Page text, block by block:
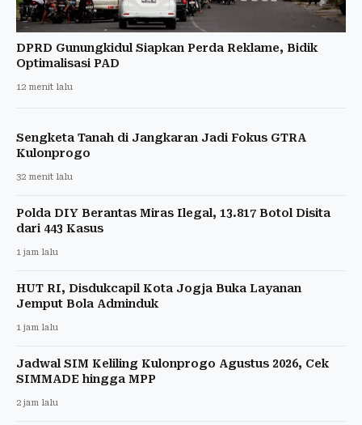
DPRD Gunungkidul Siapkan Perda Reklame, Bidik
Optimalisasi PAD
12 menit lalu
Sengketa Tanah di Jangkaran Jadi Fokus GTRA
Kulonprogo
32 menit lalu
Polda DIY Berantas Miras Ilegal, 13.817 Botol Disita
dari 443 Kasus
1 jam lalu
HUT RI, Disdukcapil Kota Jogja Buka Layanan
Jemput Bola Adminduk
1 jam lalu
Jadwal SIM Keliling Kulonprogo Agustus 2026, Cek
SIMMADE hingga MPP
2 jam lalu